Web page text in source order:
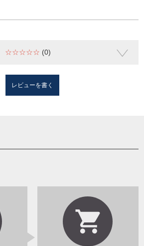
☆☆☆☆☆ (0)
レビューを書く